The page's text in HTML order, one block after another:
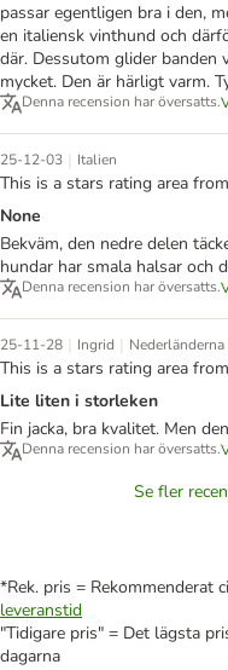
passar egentligen bra i den,
en italiensk vinthund och
där. Dessutom glider banden
mycket. Den är härligt varm.
Denna recension har översatts.
25-12-03 | Italien
This is a stars rating area
None
Bekväm, den nedre delen
hundar har smala halsar och
Denna recension har översatts.
25-11-28 | Ingrid | Nederländerna
This is a stars rating area
Lite liten i storleken
Fin jacka, bra kvalitet. Men
Denna recension har översatts.
Se fler
*Rek. pris = Rekommenderat
leveranstid
"Tidigare pris" = Det lägsta
dagarna